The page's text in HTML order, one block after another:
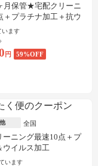
月保管★宅配クリーニ
＋プラチナ加工＋抗ウ
工
います
円 59%OFF
全国
ーニング最速10点＋プ
ウイルス加工
います